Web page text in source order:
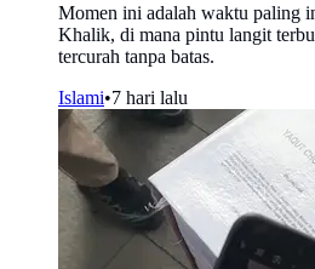
Momen ini adalah waktu paling
Khalik, di mana pintu langit
tercurah tanpa batas.
Islami•7 hari lalu